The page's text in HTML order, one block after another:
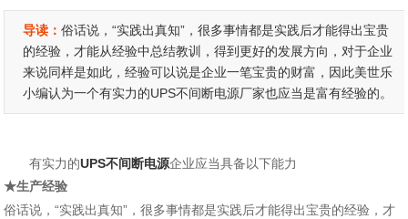
导读：俗话说，“实践出真知”，很多事情都是实践后才能得出宝贵
的经验，才能从经验中总结教训，得到更好的发展方向，对于企业
来说同样是如此，经验可以说是企业一笔宝贵的财富，因此美世乐
小编认为一个有实力的UPS不间断电源厂家也应当是富有经验的。
有实力的UPS不间断电源企业应当具备以下能力
★生产经验
俗话说，“实践出真知”，很多事情都是实践后才能得出宝贵的经验，才